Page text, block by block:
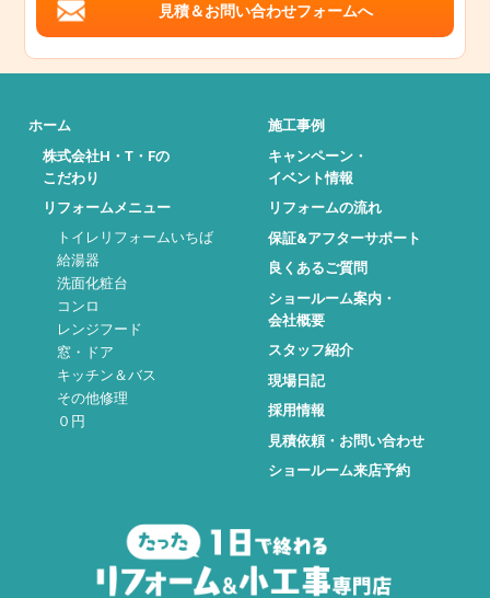
見積＆お問い合わせフォームへ
ホーム
株式会社H・T・Fの
こだわり
リフォームメニュー
トイレリフォームいちば
給湯器
洗面化粧台
コンロ
レンジフード
窓・ドア
キッチン＆バス
その他修理
０円
施工事例
キャンペーン・
イベント情報
リフォームの流れ
保証&アフターサポート
良くあるご質問
ショールーム案内・
会社概要
スタッフ紹介
現場日記
採用情報
見積依頼・お問い合わせ
ショールーム来店予約